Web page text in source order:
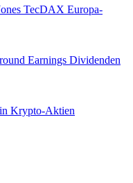
TecDAX Europa-
Earnings Dividenden
Krypto-Aktien